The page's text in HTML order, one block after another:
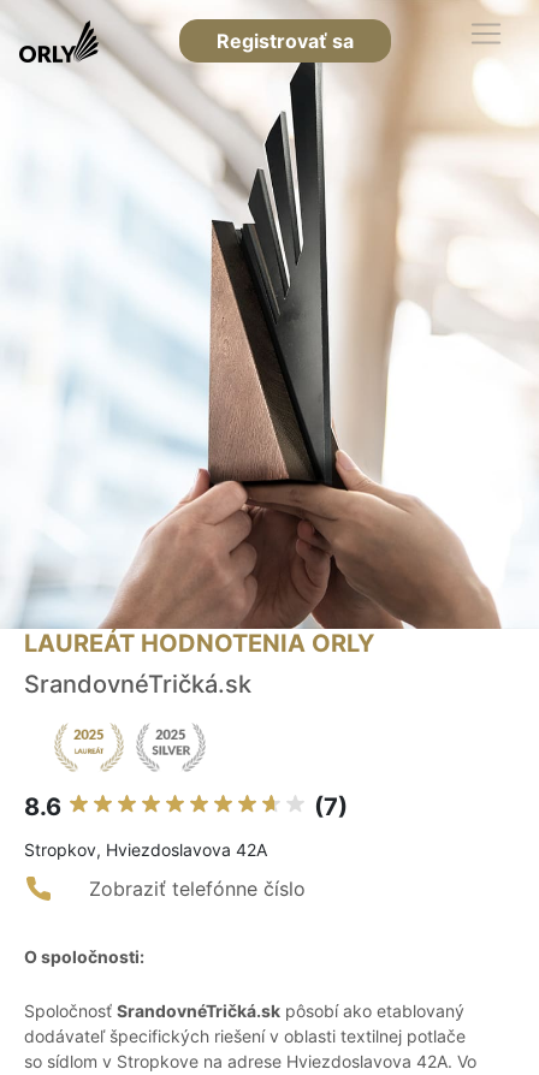
Registrovať sa
LAUREÁT HODNOTENIA ORLY
SrandovnéTričká.sk
8.6 (7)
Stropkov, Hviezdoslavova 42A
Zobraziť telefónne číslo
O spoločnosti:
Spoločnosť SrandovnéTričká.sk pôsobí ako etablovaný
dodávateľ špecifických riešení v oblasti textilnej potlače
so sídlom v Stropkove na adrese Hviezdoslavova 42A. Vo